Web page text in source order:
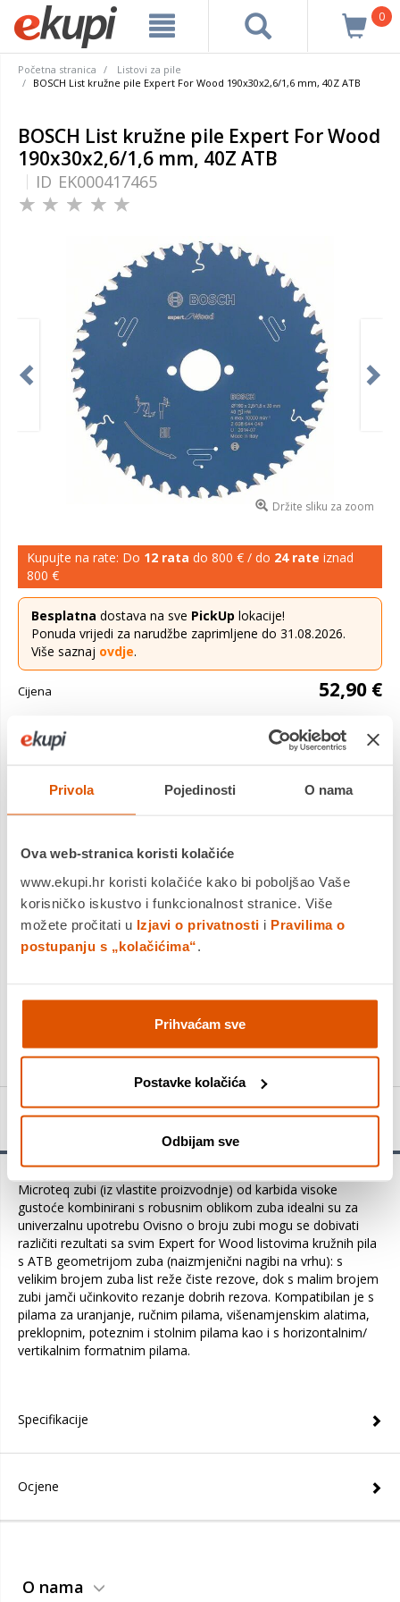
Privola Pojedinosti O nama
Ova web-stranica koristi kolačiće
www.ekupi.hr koristi kolačiće kako bi poboljšao Vaše
korisničko iskustvo i funkcionalnost stranice. Više
možete pročitati u Izjavi o privatnosti i Pravilima o
postupanju s „kolačićima“
Prihvaćam sve
Postavke kolačića
Odbijam sve
0
Početna stranica
Listovi za pile
BOSCH List kružne pile Expert For Wood 190x30x2,6/1,6 mm, 40Z ATB
BOSCH List kružne pile Expert For Wood
190x30x2,6/1,6 mm, 40Z ATB
ID EK000417465
Držite sliku za zoom
Kupujte na rate: Do 12 rata do 800 € / do 24 rate iznad
800 €
Besplatna dostava na sve PickUp lokacije!
Ponuda vrijedi za narudžbe zaprimljene do 31.08.2026.
Više saznaj ovdje.
Cijena 52,90 €
Microteq zubi (iz vlastite proizvodnje) od karbida visoke
različiti rezultati sa ...
Saznaj više
Platite gotovinom pri preuzimanju, Internet bankarstvom, karticama
Povrat robe moguć unutar 14 dana
Detalji proizvoda
Microteq zubi (iz vlastite proizvodnje) od karbida visoke
gustoće kombinirani s robusnim oblikom zuba idealni su za
univerzalnu upotrebu Ovisno o broju zubi mogu se dobivati
različiti rezultati sa svim Expert for Wood listovima kružnih pila
s ATB geometrijom zuba (naizmjenični nagibi na vrhu): s
velikim brojem zuba list reže čiste rezove, dok s malim brojem
zubi jamči učinkovito rezanje dobrih rezova. Kompatibilan je s
pilama za uranjanje, ručnim pilama, višenamjenskim alatima,
preklopnim, poteznim i stolnim pilama kao i s horizontalnim/
vertikalnim formatnim pilama.
Specifikacije
Ocjene
O nama